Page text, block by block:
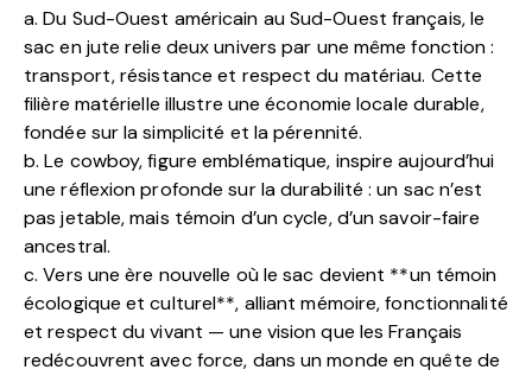
a. Du Sud-Ouest américain au Sud-Ouest français, le
sac en jute relie deux univers par une même fonction :
transport, résistance et respect du matériau. Cette
filière matérielle illustre une économie locale durable,
fondée sur la simplicité et la pérennité.
b. Le cowboy, figure emblématique, inspire aujourd’hui
une réflexion profonde sur la durabilité : un sac n’est
pas jetable, mais témoin d’un cycle, d’un savoir-faire
ancestral.
c. Vers une ère nouvelle où le sac devient **un témoin
écologique et culturel**, alliant mémoire, fonctionnalité
et respect du vivant — une vision que les Français
redécouvrent avec force, dans un monde en quête de